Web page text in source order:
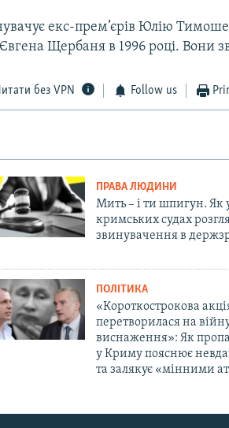
екс-прем’єрів Юлію
Євгена Щербаня в 1996 році. Вони
без VPN Follow us
ПРАВА ЛЮДИНИ
Мить – і ти шпигун. Як
кримських судах
звинувачення в
ПОЛІТИКА
«Короткострокова
перетворилася на
виснаження»: Як
у Криму пояснює
та залякує «мінними